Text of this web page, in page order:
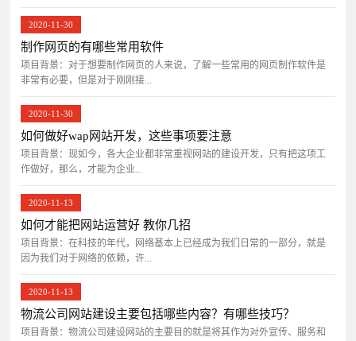
2020-11-30
制作网页的有哪些常用软件
项目背景：对于想要制作网页的人来说，了解一些常用的网页制作软件是
非常有必要，但是对于刚刚接...
2020-11-30
如何做好wap网站开发，这些事项要注意
项目背景：​现如今，各大企业都非常重视网站的建设开发，只有把这项工
作做好，那么，才能为企业...
2020-11-13
如何才能把网站运营好 教你几招
项目背景：在科技的年代，网络基本上已经成为我们日常的一部分，就是
因为我们对于网络的依赖，许...
2020-11-13
物流公司网站建设主要包括哪些内容？有哪些技巧？
项目背景：物流公司建设网站的主要目的就是将其作为对外宣传、服务和